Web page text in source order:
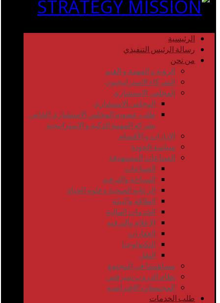
الرئيسية
رسالة الرئيس التنفيذي
من نحن
الرؤية و المهمة و القيم
الشركاء الاستراتيجيون
المجلس الاستشاري
المجلس الاستشاري
طلب عضوية المجلس الاستشاري الخاص
بشركة المهمة الذكية و الاستراتيجية
الإدارات و الأقسام
سياسة الجودة
الصناعات المستهدفة
الصناعات
السياحة والترفيه
الرعاية الصحية وعلوم الحياة
الطاقة والبيئة
الخدمات المالية
الإعلام والترفيه
العقارات
التكنولوجيا
النقل
مساهمتنا في المجتمع
نظام الدروب سيرفس
المجتمعات الإفتراضية
طلب الخدمات